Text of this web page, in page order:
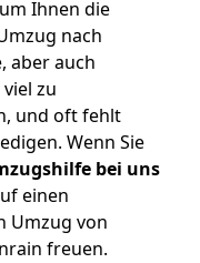
Ihnen die
nach
aber auch
zu
und oft fehlt
Wenn Sie
bei uns
einen
Umzug von
freuen.